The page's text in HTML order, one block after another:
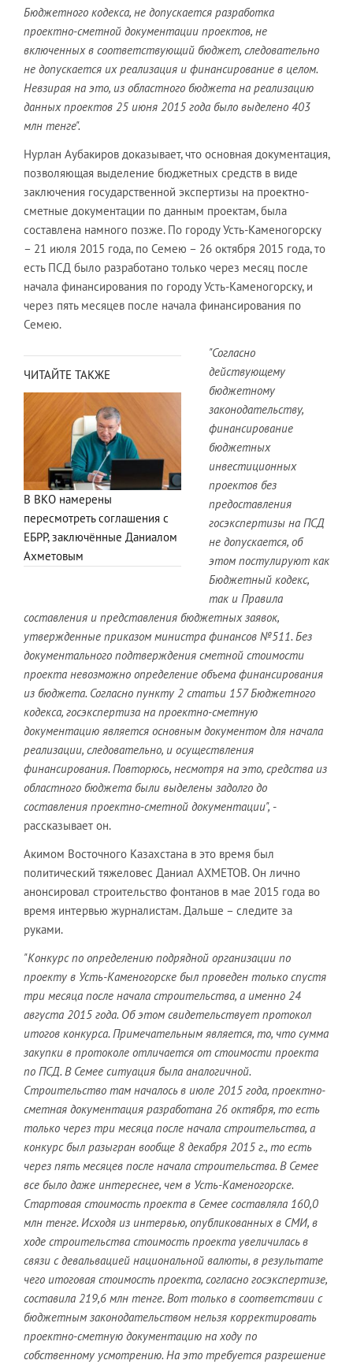
Бюджетного кодекса, не допускается разработка
проектно-сметной документации проектов, не
включенных в соответствующий бюджет, следовательно
не допускается их реализация и финансирование в целом.
Невзирая на это, из областного бюджета на реализацию
данных проектов 25 июня 2015 года было выделено 403
млн тенге".
Нурлан Аубакиров доказывает, что основная документация,
позволяющая выделение бюджетных средств в виде
заключения государственной экспертизы на проектно-
сметные документации по данным проектам, была
составлена намного позже. По городу Усть-Каменогорску
– 21 июля 2015 года, по Семею – 26 октября 2015 года, то
есть ПСД было разработано только через месяц после
начала финансирования по городу Усть-Каменогорску, и
через пять месяцев после начала финансирования по
Семею.
ЧИТАЙТЕ ТАКЖЕ
В ВКО намерены
пересмотреть соглашения с
ЕБРР, заключённые Даниалом
Ахметовым
"Согласно
действующему
бюджетному
законодательству,
финансирование
бюджетных
инвестиционных
проектов без
предоставления
госэкспертизы на ПСД
не допускается, об
этом постулируют как
Бюджетный кодекс,
так и Правила
составления и представления бюджетных заявок,
утвержденные приказом министра финансов №511. Без
документального подтверждения сметной стоимости
проекта невозможно определение объема финансирования
из бюджета. Согласно пункту 2 статьи 157 Бюджетного
кодекса, госэкспертиза на проектно-сметную
документацию является основным документом для начала
реализации, следовательно, и осуществления
финансирования. Повторюсь, несмотря на это, средства из
областного бюджета были выделены задолго до
составления проектно-сметной документации", -
рассказывает он.
Акимом Восточного Казахстана в это время был
политический тяжеловес Даниал АХМЕТОВ. Он лично
анонсировал строительство фонтанов в мае 2015 года во
время интервью журналистам. Дальше – следите за
руками.
"Конкурс по определению подрядной организации по
проекту в Усть-Каменогорске был проведен только спустя
три месяца после начала строительства, а именно 24
августа 2015 года. Об этом свидетельствует протокол
итогов конкурса. Примечательным является, то, что сумма
закупки в протоколе отличается от стоимости проекта
по ПСД. В Семее ситуация была аналогичной.
Строительство там началось в июле 2015 года, проектно-
сметная документация разработана 26 октября, то есть
только через три месяца после начала строительства, а
конкурс был разыгран вообще 8 декабря 2015 г., то есть
через пять месяцев после начала строительства. В Семее
все было даже интереснее, чем в Усть-Каменогорске.
Стартовая стоимость проекта в Семее составляла 160,0
млн тенге. Исходя из интервью, опубликованных в СМИ, в
ходе строительства стоимость проекта увеличилась в
связи с девальвацией национальной валюты, в результате
чего итоговая стоимость проекта, согласно госэкспертизе,
составила 219,6 млн тенге. Вот только в соответствии с
бюджетным законодательством нельзя корректировать
проектно-сметную документацию на ходу по
собственному усмотрению. На это требуется разрешение